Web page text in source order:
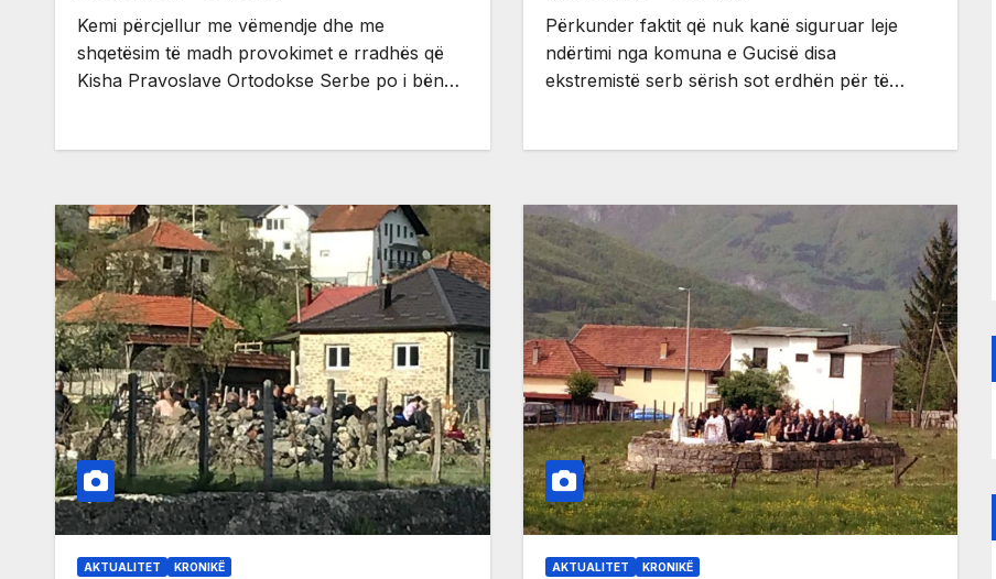
Kemi përcjellur me vëmendje dhe me
shqetësim të madh provokimet e rradhës që
Kisha Pravoslave Ortodokse Serbe po i bën…
Përkunder faktit që nuk kanë siguruar leje
ndërtimi nga komuna e Gucisë disa
ekstremistë serb sërish sot erdhën për të…
AKTUALITET KRONIKË AKTUALITET KRONIKË